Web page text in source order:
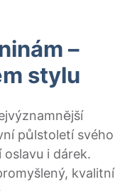
–
stylu
půlstoletí svého
i dárek.
kvalitní